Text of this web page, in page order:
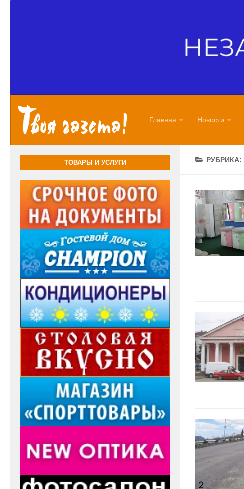
Главная Новости
РУБРИКА:
ТОВАРЫ И УСЛУГИ